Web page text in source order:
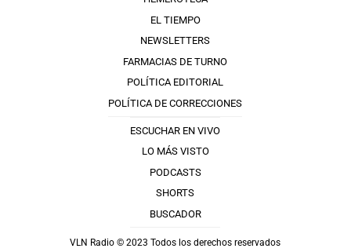
EL TIEMPO
NEWSLETTERS
FARMACIAS DE TURNO
POLÍTICA EDITORIAL
POLÍTICA DE CORRECCIONES
ESCUCHAR EN VIVO
LO MÁS VISTO
PODCASTS
SHORTS
BUSCADOR
VLN Radio © 2023 Todos los derechos reservados